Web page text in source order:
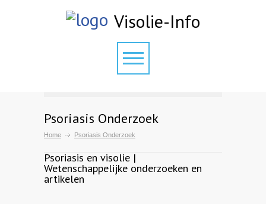
Visolie-Info
Psoriasis Onderzoek
Home Psoriasis Onderzoek
Psoriasis en visolie |
Wetenschappelijke onderzoeken en
artikelen